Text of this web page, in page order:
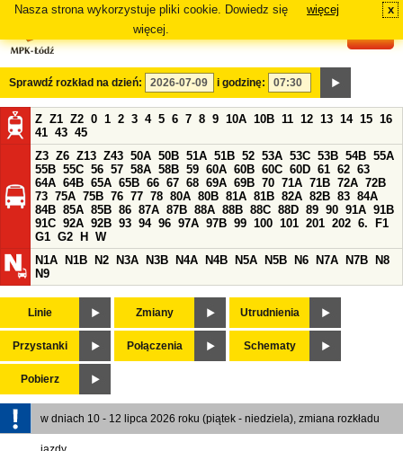
Nasza strona wykorzystuje pliki cookie. Dowiedz się
więcej.
więcej x
Sprawdź rozkład na dzień: i godzinę:
Z Z1 Z2 0 1 2 3 4 5 6 7 8 9 10A 10B 11 12 13 14 15 16
41 43 45
Z3 Z6 Z13 Z43 50A 50B 51A 51B 52 53A 53C 53B 54B 55A
55B 55C 56 57 58A 58B 59 60A 60B 60C 60D 61 62 63
64A 64B 65A 65B 66 67 68 69A 69B 70 71A 71B 72A 72B
73 75A 75B 76 77 78 80A 80B 81A 81B 82A 82B 83 84A
84B 85A 85B 86 87A 87B 88A 88B 88C 88D 89 90 91A 91B
91C 92A 92B 93 94 96 97A 97B 99 100 101 201 202 6.
F1
G1 G2 H
W
N1A
N1B N2 N3A N3B N4A N4B N5A N5B N6 N7A N7B
N8
N9
Linie Zmiany Utrudnienia
Przystanki Połączenia Schematy
Pobierz
w dniach 10 - 12 lipca 2026 roku (piątek - niedziela), zmiana rozkładu